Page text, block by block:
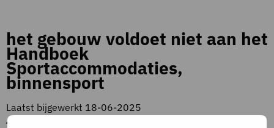
het gebouw voldoet niet aan het
Handboek
Sportaccommodaties,
binnensport
Laatst bijgewerkt 18-06-2025
4. Gebruikskwaliteit > 4.2 Functionaliteit > 4.2.6